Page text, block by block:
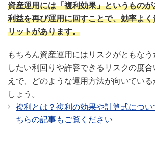
資産運用には「複利効果」というもの
利益を再び運用に回すことで、効率よ
リットがあります。
もちろん資産運用にはリスクがともな
したい利回りや許容できるリスクの度合
えで、どのような運用方法が向いてい
しょう。
複利とは？複利の効果や計算式につい
ちらの記事もご覧ください